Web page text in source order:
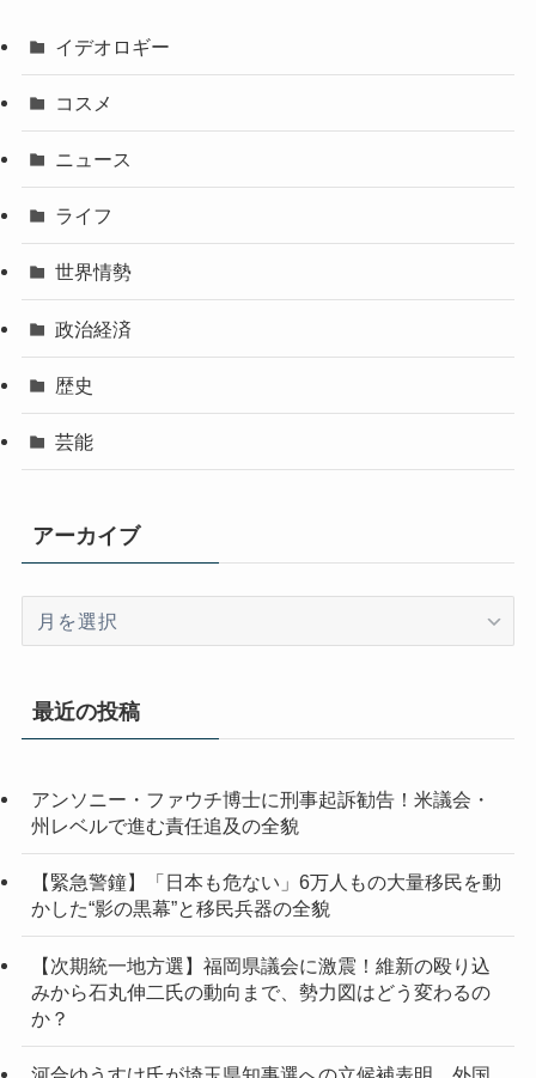
イデオロギー
コスメ
ニュース
ライフ
世界情勢
政治経済
歴史
芸能
アーカイブ
イ
最近の投稿
アンソニー・ファウチ博士に刑事起訴勧告！米議会・
州レベルで進む責任追及の全貌
【緊急警鐘】「日本も危ない」6万人もの大量移民を動
かした“影の黒幕”と移民兵器の全貌
【次期統一地方選】福岡県議会に激震！維新の殴り込
みから石丸伸二氏の動向まで、勢力図はどう変わるの
か？